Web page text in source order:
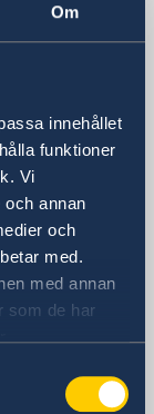
Om
innehållet
funktioner
Vi
annan
och
med.
med annan
som de har